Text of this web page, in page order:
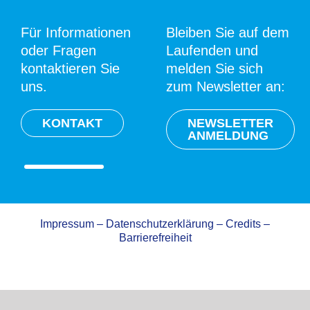
Für Informationen
oder Fragen
kontaktieren Sie
uns.
KONTAKT
Bleiben Sie auf dem
Laufenden und
melden Sie sich
zum Newsletter an:
NEWSLETTER
ANMELDUNG
Impressum – Datenschutzerklärung – Credits –
Barrierefreiheit